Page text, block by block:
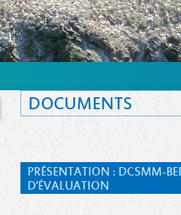
DOCUMENTS
PRÉSENTATION : DCSMM-
D'ÉVALUATION